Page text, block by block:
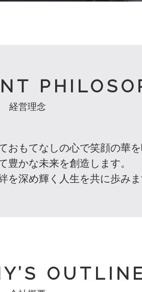
経営理念
おもてなしの心で笑顔の華
豊かな未来を創造します。
を深め輝く人生を共に歩み